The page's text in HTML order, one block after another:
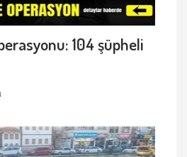
104 şüpheli